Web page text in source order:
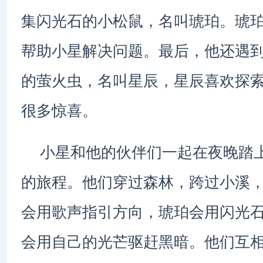
集闪光石的小松鼠，名叫琥珀。琥
帮助小星解决问题。最后，他还遇
的萤火虫，名叫星辰，星辰喜欢探
很多惊喜。
小星和他的伙伴们一起在夜晚踏
的旅程。他们穿过森林，跨过小溪
会用歌声指引方向，琥珀会用闪光
会用自己的光芒驱赶黑暗。他们互